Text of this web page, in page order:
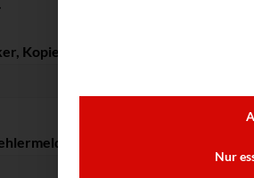
Kopierer, Multifunktionsdrucker
etc. (optional)
Nur